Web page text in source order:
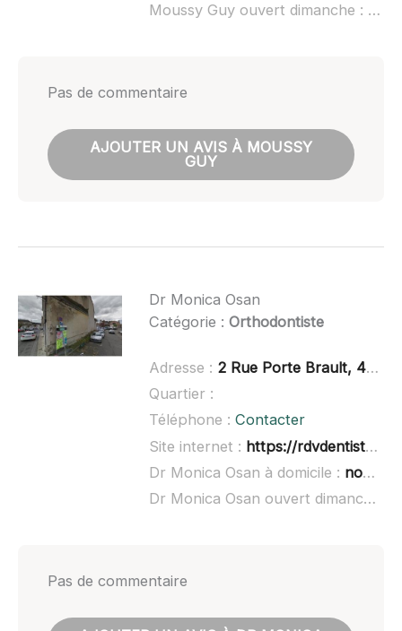
Moussy Guy ouvert dimanche :
non
Pas de commentaire
AJOUTER UN AVIS À MOUSSY
GUY
Dr Monica Osan
Catégorie : Orthodontiste
Adresse : 2 Rue Porte Brault, 41200 Romorantin-Lanthenay
Quartier :
Téléphone : Contacter
Site internet : https://rdvdentiste.net/romorantin-lanthenay/marin-cristian-osan-bumba.html
Dr Monica Osan à domicile : non renseigné
Dr Monica Osan ouvert dimanche :
Pas de commentaire